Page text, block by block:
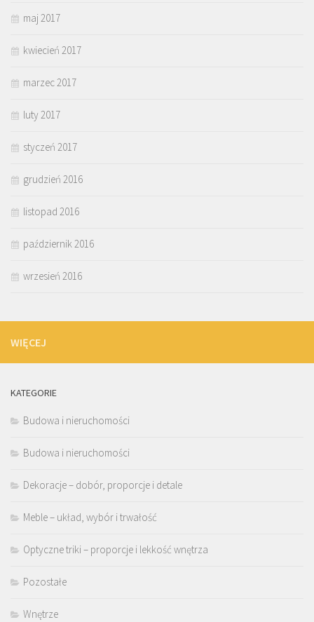
maj 2017
kwiecień 2017
marzec 2017
luty 2017
styczeń 2017
grudzień 2016
listopad 2016
październik 2016
wrzesień 2016
WIĘCEJ
KATEGORIE
Budowa i nieruchomości
Budowa i nieruchomości
Dekoracje – dobór, proporcje i detale
Meble – układ, wybór i trwałość
Optyczne triki – proporcje i lekkość wnętrza
Pozostałe
Wnętrze